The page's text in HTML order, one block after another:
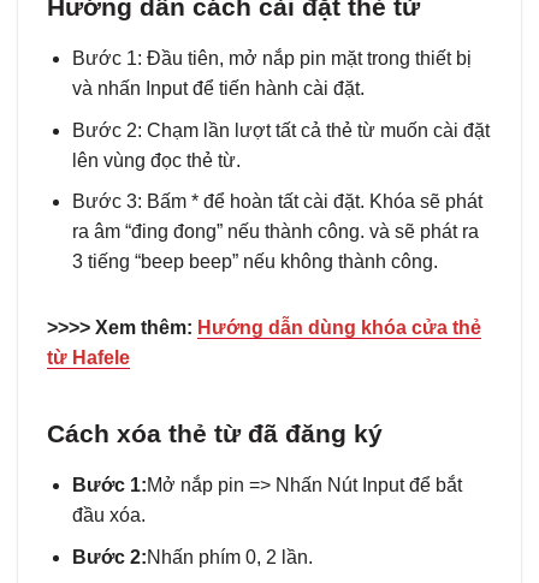
Hướng dẫn cách cài đặt thẻ từ
Bước 1: Đầu tiên, mở nắp pin mặt trong thiết bị
và nhấn Input để tiến hành cài đặt.
Bước 2: Chạm lần lượt tất cả thẻ từ muốn cài đặt
lên vùng đọc thẻ từ.
Bước 3: Bấm * để hoàn tất cài đặt. Khóa sẽ phát
ra âm “đing đong” nếu thành công. và sẽ phát ra
3 tiếng “beep beep” nếu không thành công.
>>>> Xem thêm: Hướng dẫn dùng khóa cửa thẻ
từ Hafele
Cách xóa thẻ từ đã đăng ký
Bước 1:Mở nắp pin => Nhấn Nút Input để bắt
đầu xóa.
Bước 2:Nhấn phím 0, 2 lần.